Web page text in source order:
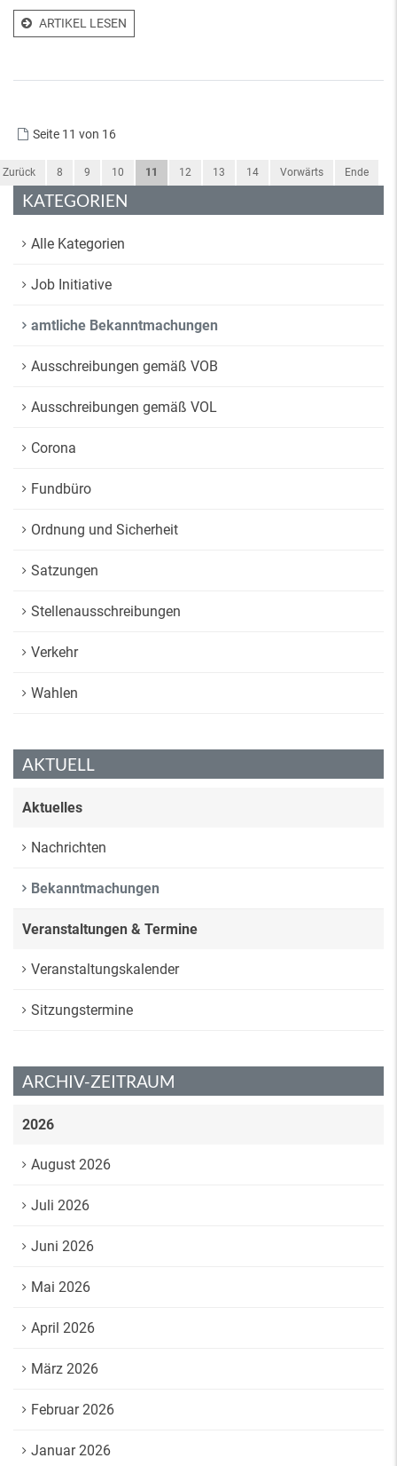
ARTIKEL LESEN
Seite 11 von 16
Zurück 8 9 10 11 12 13 14 Vorwärts Ende
KATEGORIEN
Alle Kategorien
Job Initiative
amtliche Bekanntmachungen
Ausschreibungen gemäß VOB
Ausschreibungen gemäß VOL
Corona
Fundbüro
Ordnung und Sicherheit
Satzungen
Stellenausschreibungen
Verkehr
Wahlen
AKTUELL
Aktuelles
Nachrichten
Bekanntmachungen
Veranstaltungen & Termine
Veranstaltungskalender
Sitzungstermine
ARCHIV-ZEITRAUM
2026
August 2026
Juli 2026
Juni 2026
Mai 2026
April 2026
März 2026
Februar 2026
Januar 2026